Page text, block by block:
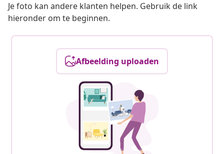
Je foto kan andere klanten helpen. Gebruik de link
hieronder om te beginnen.
Afbeelding uploaden